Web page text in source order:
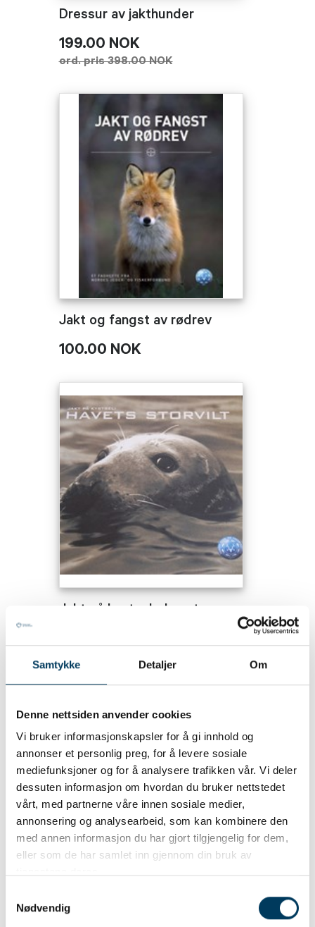
Samtykke Detaljer Om
Denne nettsiden anvender cookies
Vi bruker informasjonskapsler for å gi innhold og
annonser et personlig preg, for å levere sosiale
mediefunksjoner og for å analysere trafikken vår. Vi deler
dessuten informasjon om hvordan du bruker nettstedet
vårt, med partnerne våre innen sosiale medier,
annonsering og analysearbeid, som kan kombinere den
med annen informasjon du har gjort tilgjengelig for dem,
eller som de har samlet inn gjennom din bruk av
Nødvendig
Dressur av jakthunder
199.00 NOK
ord. pris 398.00 NOK
Jakt og fangst av rødrev
100.00 NOK
Jakt på kystsel - havets
70.00 NOK